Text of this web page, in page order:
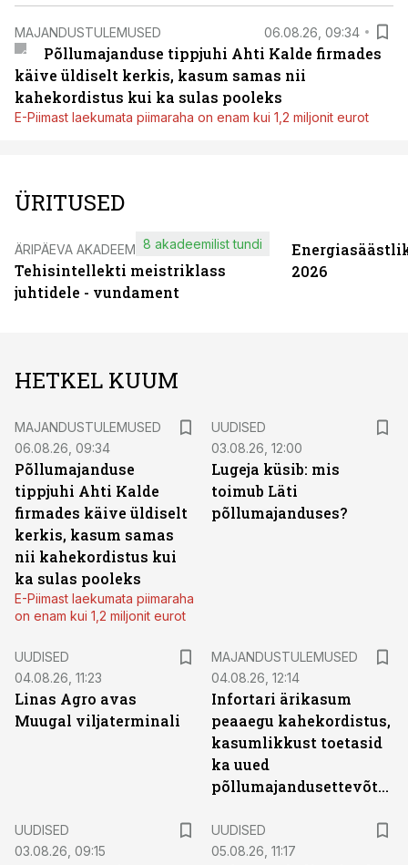
MAJANDUSTULEMUSED 06.08.26, 09:34
Põllumajanduse tippjuhi Ahti Kalde firmades
käive üldiselt kerkis, kasum samas nii
kahekordistus kui ka sulas pooleks
E-Piimast laekumata piimaraha on enam kui 1,2 miljonit eurot
ÜRITUSED
ÄRIPÄEVA AKADEEMIA
Tehisintellekti meistriklass
juhtidele - vundament
8 akadeemilist tundi
2026
HETKEL KUUM
MAJANDUSTULEMUSED
06.08.26, 09:34
Põllumajanduse
tippjuhi Ahti Kalde
firmades käive üldiselt
kerkis, kasum samas
nii kahekordistus kui
ka sulas pooleks
E-Piimast laekumata piimaraha
on enam kui 1,2 miljonit eurot
UUDISED
03.08.26, 12:00
Lugeja küsib: mis
toimub Läti
põllumajanduses?
UUDISED
04.08.26, 11:23
Linas Agro avas
Muugal viljaterminali
MAJANDUSTULEMUSED
04.08.26, 12:14
Infortari ärikasum
peaaegu kahekordistus,
kasumlikkust toetasid
ka uued
põllumajandusettevõtted
UUDISED
03.08.26, 09:15
UUDISED
05.08.26, 11:17